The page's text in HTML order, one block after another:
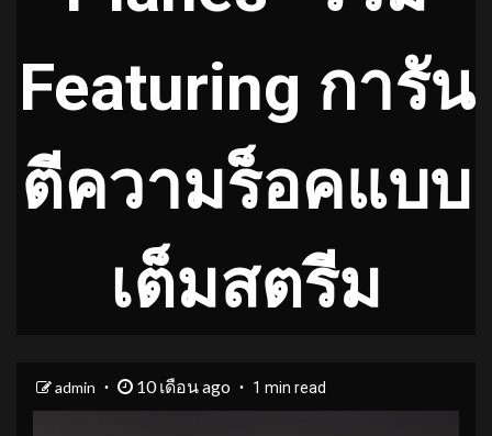
Featuring การัน
ตีความร็อคแบบ
เต็มสตรีม
admin 10 เดือน ago 1 min read